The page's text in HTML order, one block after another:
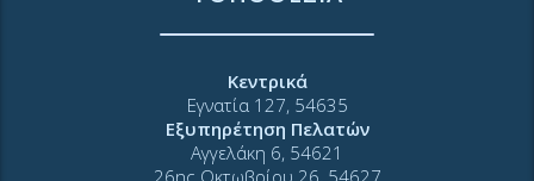
Κεντρικά
Εγνατία 127, 54635
Εξυπηρέτηση Πελατών
Αγγελάκη 6, 54621